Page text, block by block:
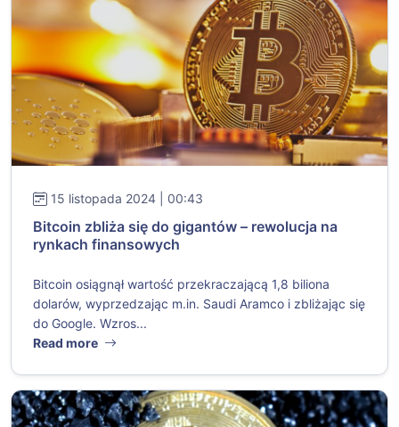
15 listopada 2024 | 00:43
Bitcoin zbliża się do gigantów – rewolucja na
rynkach finansowych
Bitcoin osiągnął wartość przekraczającą 1,8 biliona
dolarów, wyprzedzając m.in. Saudi Aramco i zbliżając się
do Google. Wzros...
Read more